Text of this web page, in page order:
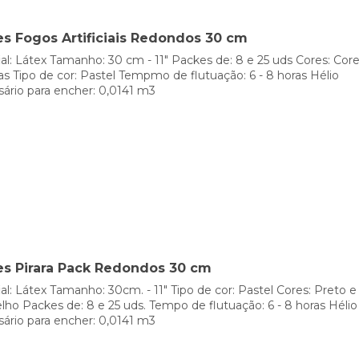
whatsapp são muito pedidos e originais.
modernos, é quevem com figuras e desenhos muito
que consiga surpreender.
são as últimas novidades do mercado de balões divertidos
muito acessível e estão feitos de plástico elástico
festas com balões de emoji
que pode ser colocados na entrada do recinto, ou em
manter eles atados porque trazem em um de seus
tamanho que precisa.
em este tipo de decoração, por isso te convidamos a revisar
Fogos Artificiais Redondos 30 cm
Látex Tamanho: 30 cm - 11" Packes de: 8 e 25 uds Cores:
Tipo de cor: Pastel Tempmo de flutuação: 6 - 8 horas Hélio
para encher: 0,0141 m3
Pirara Pack Redondos 30 cm
Látex Tamanho: 30cm. - 11" Tipo de cor: Pastel Cores: Preto e
Packes de: 8 e 25 uds. Tempo de flutuação: 6 - 8 horas Hélio
para encher: 0,0141 m3